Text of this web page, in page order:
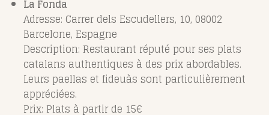
La Fonda
Adresse: Carrer dels Escudellers, 10, 08002
Barcelone, Espagne
Description: Restaurant réputé pour ses plats
catalans authentiques à des prix abordables.
Leurs paellas et fideuàs sont particulièrement
appréciées.
Prix: Plats à partir de 15€